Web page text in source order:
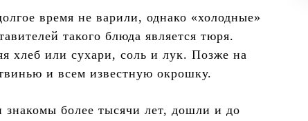
время не варили, однако «холодные»
такого блюда является тюря.
хлеб или сухари, соль и лук. Позже на
и всем известную окрошку.
более тысячи лет, дошли и до